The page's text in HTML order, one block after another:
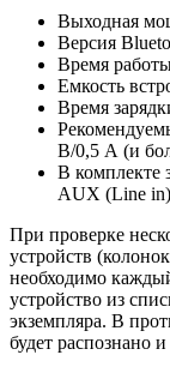
Выходная
Версия
Время
Емкость
Время
В/0,5 А (и
В комплекте
AUX (Line
При проверке
устройств
необходимо
устройство из
экземпляра. В
будет распознано